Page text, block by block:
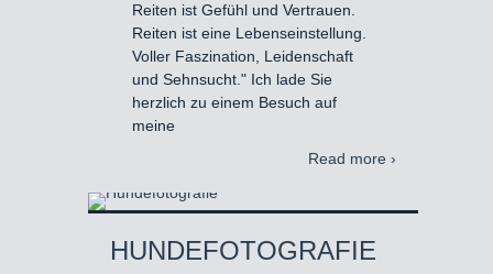
Reiten ist Gefühl und Vertrauen.
Reiten ist eine Lebenseinstellung.
Voller Faszination, Leidenschaft
und Sehnsucht." Ich lade Sie
herzlich zu einem Besuch auf
meine
Read more ›
HUNDEFOTOGRAFIE